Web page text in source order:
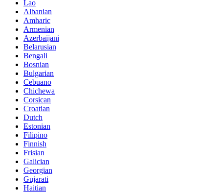
Lao
Albanian
Amharic
Armenian
Azerbaijani
Belarusian
Bengali
Bosnian
Bulgarian
Cebuano
Chichewa
Corsican
Croatian
Dutch
Estonian
Filipino
Finnish
Frisian
Galician
Georgian
Gujarati
Haitian